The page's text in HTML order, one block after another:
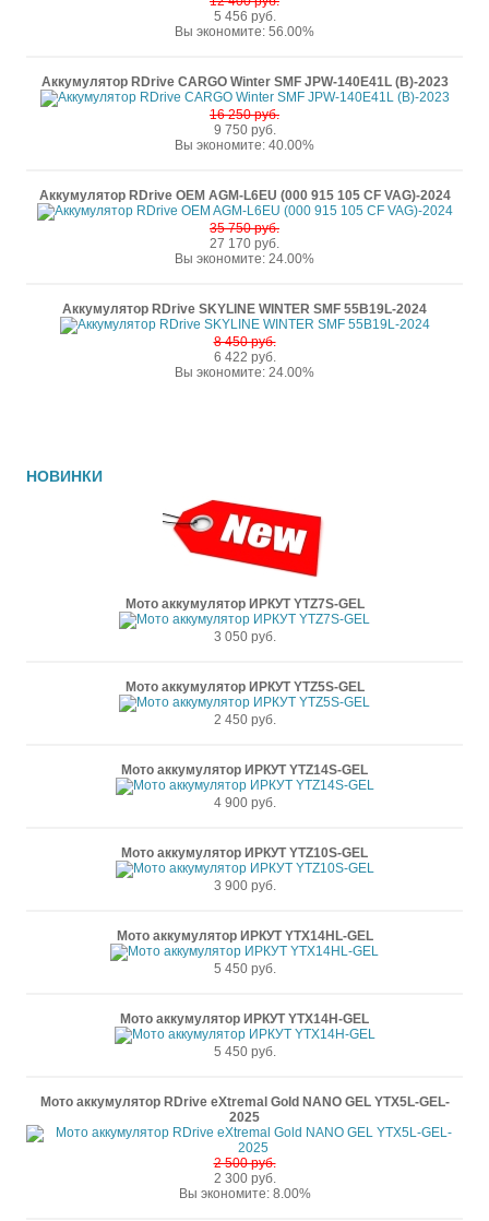
5 456 руб.
Вы экономите: 56.00%
Аккумулятор RDrive CARGO Winter SMF JPW-140E41L (B)-2023
16 250 руб.
9 750 руб.
Вы экономите: 40.00%
Аккумулятор RDrive OEM AGM-L6EU (000 915 105 CF VAG)-2024
35 750 руб.
27 170 руб.
Вы экономите: 24.00%
Аккумулятор RDrive SKYLINE WINTER SMF 55B19L-2024
8 450 руб.
6 422 руб.
Вы экономите: 24.00%
НОВИНКИ
Мото аккумулятор ИРКУТ YTZ7S-GEL
3 050 руб.
Мото аккумулятор ИРКУТ YTZ5S-GEL
2 450 руб.
Мото аккумулятор ИРКУТ YTZ14S-GEL
4 900 руб.
Мото аккумулятор ИРКУТ YTZ10S-GEL
3 900 руб.
Мото аккумулятор ИРКУТ YTX14HL-GEL
5 450 руб.
Мото аккумулятор ИРКУТ YTX14H-GEL
5 450 руб.
Мото аккумулятор RDrive eXtremal Gold NANO GEL YTX5L-GEL-
2025
2 500 руб.
2 300 руб.
Вы экономите: 8.00%